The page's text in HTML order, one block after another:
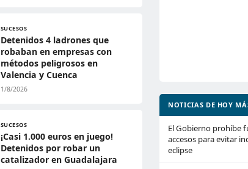
SUCESOS
Detenidos 4 ladrones que
robaban en empresas con
métodos peligrosos en
Valencia y Cuenca
1/8/2026
SUCESOS
¡Casi 1.000 euros en juego!
Detenidos por robar un
catalizador en Guadalajara
NOTICIAS DE HOY
El Gobierno prohíbe
accesos para evitar
eclipse